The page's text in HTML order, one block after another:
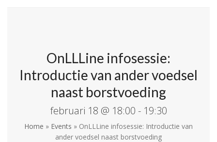
OnLLLine infosessie:
Introductie van ander voedsel
naast borstvoeding
februari 18 @ 18:00 - 19:30
Home » Events » OnLLLine infosessie: Introductie van
ander voedsel naast borstvoeding